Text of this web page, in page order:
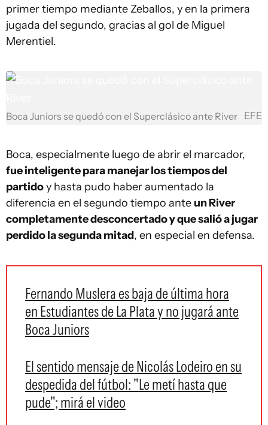
primer tiempo mediante Zeballos, y en la primera
jugada del segundo, gracias al gol de Miguel
Merentiel.
Boca Juniors se quedó con el Superclásico ante River EFE
Boca, especialmente luego de abrir el marcador,
fue inteligente para manejar los tiempos del
partidoy hasta pudo haber aumentado la
diferencia en el segundo tiempo ante un River
completamente desconcertado y que salió a jugar
perdido la segunda mitad, en especial en defensa.
Fernando Muslera es baja de última hora
en Estudiantes de La Plata y no jugará ante
Boca Juniors
El sentido mensaje de Nicolás Lodeiro en su
despedida del fútbol: "Le metí hasta que
pude"; mirá el video